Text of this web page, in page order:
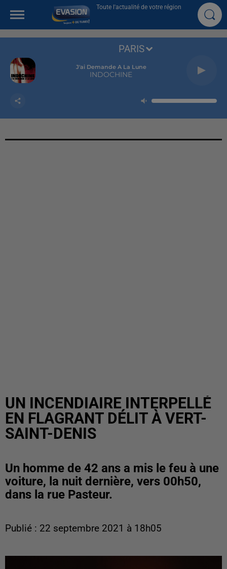
Toute l'actualité de votre région
J'ai Demande A La Lune
INDOCHINE
PARIS
UN INCENDIAIRE INTERPELLÉ
EN FLAGRANT DÉLIT À VERT-
SAINT-DENIS
Un homme de 42 ans a mis le feu à une
voiture, la nuit dernière, vers 00h50,
dans la rue Pasteur.
Publié : 22 septembre 2021 à 18h05